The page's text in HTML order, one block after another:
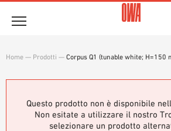
Prodotti
PANORAMICA PRODOTTI
RICERCA GUIDATA
Soluzioni
Home — Prodotti — Corpus Q1 (tunable white; H=150
Questo prodotto non è disponibile
Non esitate a utilizzare il nostro
selezionare un prodotto